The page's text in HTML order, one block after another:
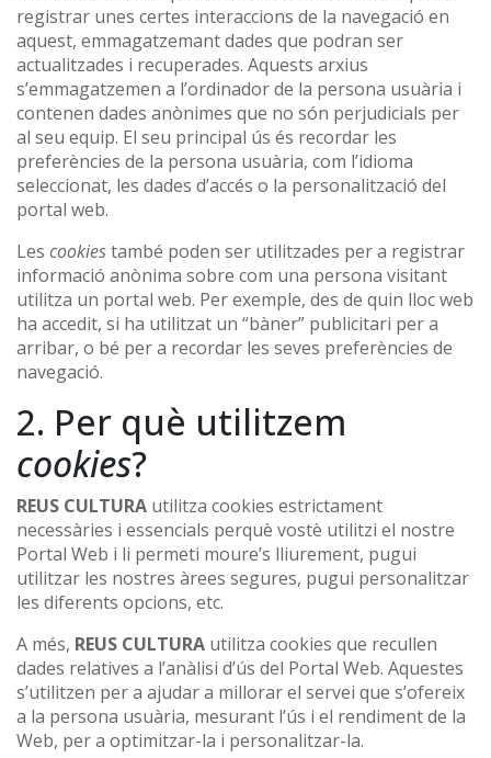
registrar unes certes interaccions de la navegació en
aquest, emmagatzemant dades que podran ser
actualitzades i recuperades. Aquests arxius
s’emmagatzemen a l’ordinador de la persona usuària i
contenen dades anònimes que no són perjudicials per
al seu equip. El seu principal ús és recordar les
preferències de la persona usuària, com l’idioma
seleccionat, les dades d’accés o la personalització del
portal web.
Les cookiestambé poden ser utilitzades per a registrar
informació anònima sobre com una persona visitant
utilitza un portal web. Per exemple, des de quin lloc web
ha accedit, si ha utilitzat un “bàner” publicitari per a
arribar, o bé per a recordar les seves preferències de
navegació.
2. Per què utilitzem
cookies?
REUS CULTURA utilitza cookies estrictament
necessàries i essencials perquè vostè utilitzi el nostre
Portal Web i li permeti moure’s lliurement, pugui
utilitzar les nostres àrees segures, pugui personalitzar
les diferents opcions, etc.
A més, REUS CULTURA utilitza cookies que recullen
dades relatives a l’anàlisi d’ús del Portal Web. Aquestes
s’utilitzen per a ajudar a millorar el servei que s’ofereix
a la persona usuària, mesurant l’ús i el rendiment de la
Web, per a optimitzar-la i personalitzar-la.